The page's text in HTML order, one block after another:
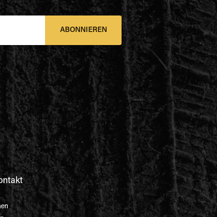
ABONNIEREN